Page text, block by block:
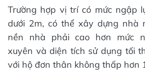
Trường hợp vị trí có mức ngập
dưới 2m, có thể xây dựng nhà
nền nhà phải cao hơn mức
xuyên và diện tích sử dụng tối
với hộ đơn thân không thấp hơn